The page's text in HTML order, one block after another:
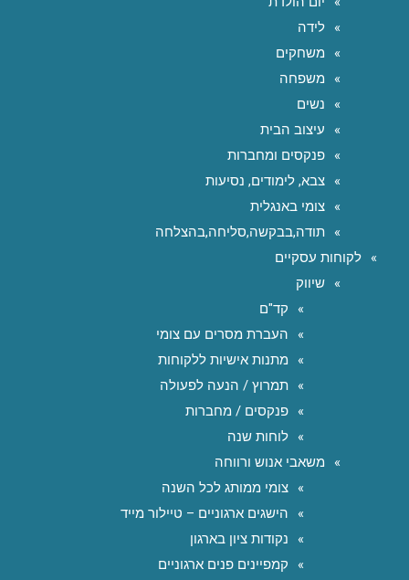
לידה
משחקים
משפחה
נשים
עיצוב הבית
פנקסים ומחברות
צבא, לימודים, נסיעות
צומי באנגלית
תודה,בבקשה,סליחה,בהצלחה
לקוחות עסקיים
שיווק
קד"ם
העברת מסרים עם צומי
מתנות אישיות ללקוחות
תמרוץ / הנעה לפעולה
פנקסים / מחברות
לוחות שנה
משאבי אנוש ורווחה
צומי ממותג לכל השנה
הישגים ארגוניים – טיילור מייד
נקודות ציון בארגון
קמפיינים פנים ארגוניים